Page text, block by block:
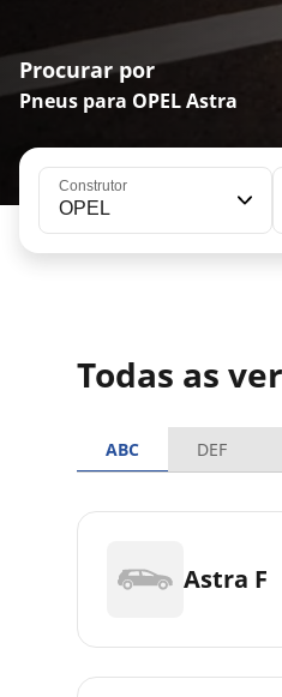
Procurar por
Pneus para OPEL Astra
Construtor
OPEL
Todas as
ABC DEF
Astra F